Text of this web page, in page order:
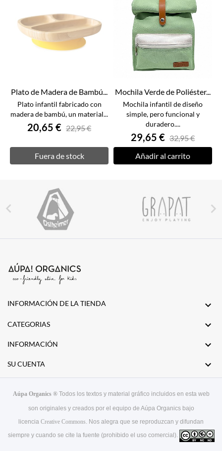
Plato de Madera de Bambú...
Plato infantil fabricado con
madera de bambú, un material...
20,65 € 22,95 €
Fuera de stock
Mochila Verde de Poliéster...
Mochila infantil de diseño
simple, pero funcional y
duradero....
29,65 € 32,95 €
Añadir al carrito
 
INFORMACIÓN DE LA TIENDA 
CATEGORIAS 
INFORMACIÓN 
SU CUENTA 
Aúpa Organics ® Todos los textos y material gráfico incluidos en esta web
son originales y creados por el equipo de Aúpa Organics bajo
licencia Creative Commons. Nos alegra que se reproduzcan y difundan
siempre y cuando se cite la fuente (prohibido el uso comercial).